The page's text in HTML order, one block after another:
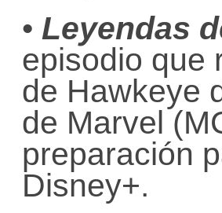
• Leyendas
episodio que
de Hawkeye
de Marvel
preparación
Disney+.